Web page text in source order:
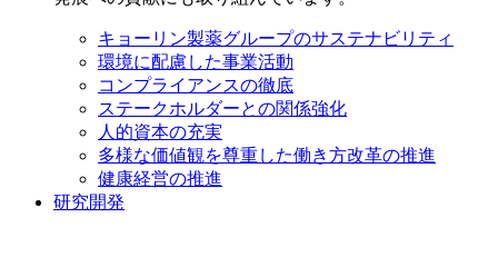
キョーリン製薬グループのサステナビリティ
環境に配慮した事業活動
コンプライアンスの徹底
ステークホルダーとの関係強化
人的資本の充実
多様な価値観を尊重した働き方改革の推進
健康経営の推進
研究開発